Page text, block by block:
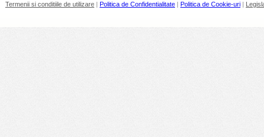
Termenii si conditiile de utilizare | Politica de Confidentialitate | Politica de Cookie-uri |